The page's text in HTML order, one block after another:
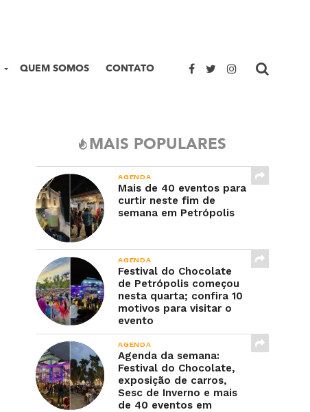
QUEM SOMOS CONTATO
MAIS POPULARES
AGENDA
Mais de 40 eventos para
curtir neste fim de
semana em Petrópolis
AGENDA
Festival do Chocolate
de Petrópolis começou
nesta quarta; confira 10
motivos para visitar o
evento
AGENDA
Agenda da semana:
Festival do Chocolate,
exposição de carros,
Sesc de Inverno e mais
de 40 eventos em